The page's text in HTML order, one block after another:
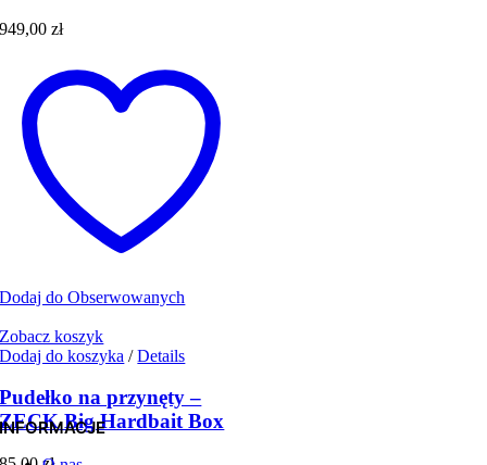
949,00zł
Dodaj do Obserwowanych
Zobacz koszyk
Dodaj do koszyka / Details
Pudełko na przynęty –
ZECK Big Hardbait Box
INFORMACJE